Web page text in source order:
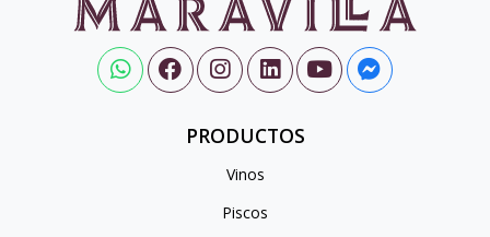
PRODUCTOS
Vinos
Piscos